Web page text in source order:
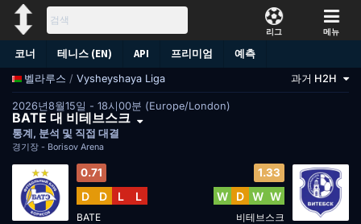
리그 메뉴
코너 테니스 (EN) API 프리미엄 예측
벨라루스 / Vysheyshaya Liga 과거 H2H
2026년8월15일 - 18시00분 (Europe/London)
BATE 대 비테브스크
통계, 분석 및 직접 대결
경기장 - Borisov Arena
0.71
D D L L
BATE
1.33
W D W W
비테브스크